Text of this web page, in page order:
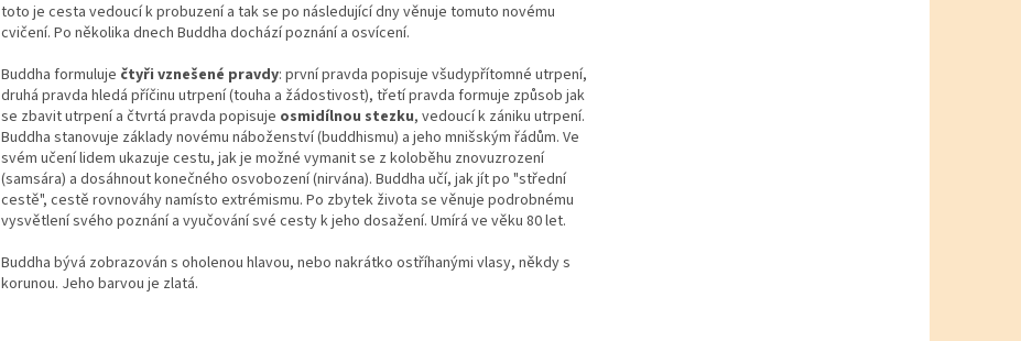
toto je cesta vedoucí k probuzení a tak se po následující dny věnuje tomuto novému
cvičení. Po několika dnech Buddha dochází poznání a osvícení.
Buddha formuluje čtyři vznešené pravdy: první pravda popisuje všudypřítomné utrpení,
druhá pravda hledá příčinu utrpení (touha a žádostivost), třetí pravda formuje způsob jak
se zbavit utrpení a čtvrtá pravda popisuje osmidílnou stezku, vedoucí k zániku utrpení.
Buddha stanovuje základy novému náboženství (buddhismu) a jeho mnišským řádům. Ve
svém učení lidem ukazuje cestu, jak je možné vymanit se z koloběhu znovuzrození
(samsára) a dosáhnout konečného osvobození (nirvána). Buddha učí, jak jít po "střední
cestě", cestě rovnováhy namísto extrémismu. Po zbytek života se věnuje podrobnému
vysvětlení svého poznání a vyučování své cesty k jeho dosažení. Umírá ve věku 80 let.
Buddha bývá zobrazován s oholenou hlavou, nebo nakrátko ostříhanými vlasy, někdy s
korunou. Jeho barvou je zlatá.